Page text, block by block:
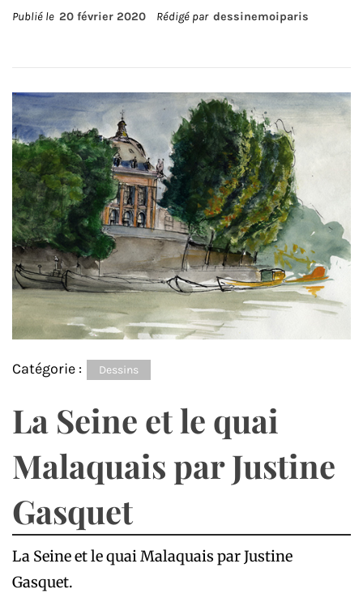
Publié le 20 février 2020 Rédigé par dessinemoiparis
Catégorie : Dessins
La Seine et le quai
Malaquais par Justine
Gasquet
La Seine et le quai Malaquais par Justine
Gasquet.